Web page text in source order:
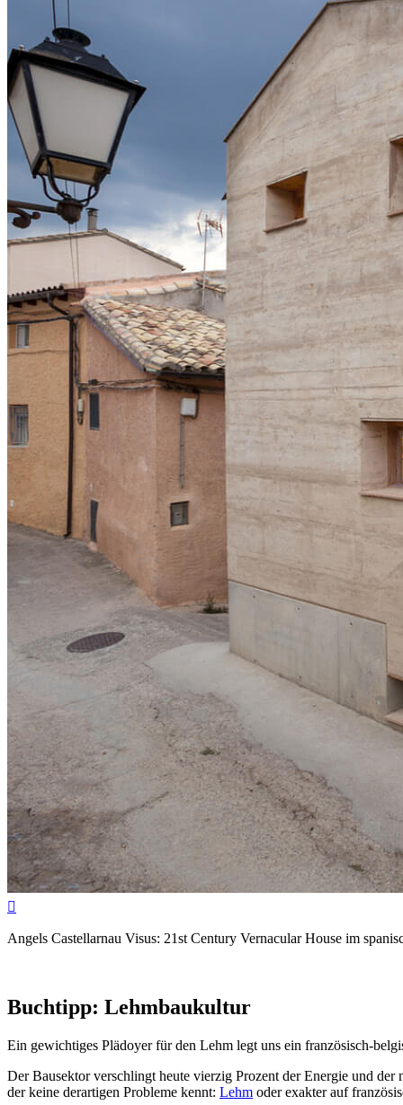

Angels Castellarnau Visus: 21st Century Vernacular House im
Buchtipp: Lehmbaukultur
Ein gewichtiges Plädoyer für den Lehm legt uns ein französisch-
Der Bausektor verschlingt heute vierzig Prozent der Energie und
der keine derartigen Probleme kennt: Lehm oder exakter auf